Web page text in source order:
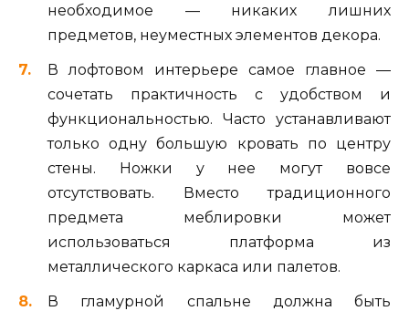
необходимое — никаких лишних
предметов, неуместных элементов декора.
В лофтовом интерьере самое главное —
сочетать практичность с удобством и
функциональностью. Часто устанавливают
только одну большую кровать по центру
стены. Ножки у нее могут вовсе
отсутствовать. Вместо традиционного
предмета меблировки может
использоваться платформа из
металлического каркаса или палетов.
В гламурной спальне должна быть